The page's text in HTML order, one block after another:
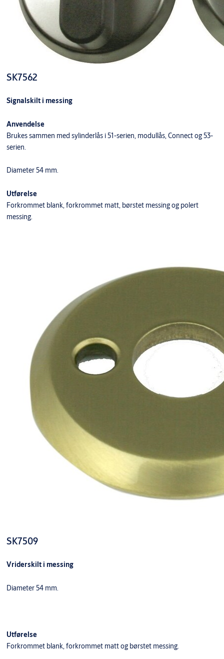
SK7562
Signalskilt i messing
Anvendelse
Brukes sammen med sylinderlås i 51-serien, modullås, Connect og 53-
serien.
Diameter 54 mm.
Utførelse
Forkrommet blank, forkrommet matt, børstet messing og polert
messing.
SK7509
Vriderskilt i messing
Diameter 54 mm.
Utførelse
Forkrommet blank, forkrommet matt og børstet messing.